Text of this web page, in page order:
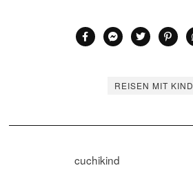
REISEN MIT KIND
cuchikind